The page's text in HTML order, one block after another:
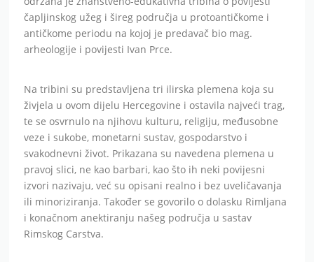
čapljinskog užeg i šireg područja u protoantičkome i
antičkome periodu na kojoj je predavač bio mag.
arheologije i povijesti Ivan Prce.
Na tribini su predstavljena tri ilirska plemena koja su
živjela u ovom dijelu Hercegovine i ostavila najveći trag,
te se osvrnulo na njihovu kulturu, religiju, međusobne
veze i sukobe, monetarni sustav, gospodarstvo i
svakodnevni život. Prikazana su navedena plemena u
pravoj slici, ne kao barbari, kao što ih neki povijesni
izvori nazivaju, već su opisani realno i bez uveličavanja
ili minoriziranja. Također se govorilo o dolasku Rimljana
i konačnom anektiranju našeg područja u sastav
Rimskog Carstva.